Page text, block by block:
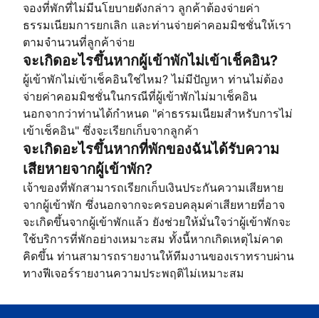
จองที่พักที่ไม่มีนโยบายดังกล่าว ลูกค้าต้องจ่ายค่า
ธรรมเนียมการยกเลิก และท่านจ่ายค่าคอมมิชชั่นให้เรา
ตามจำนวนที่ลูกค้าจ่าย
จะเกิดอะไรขึ้นหากผู้เข้าพักไม่เข้าเช็คอิน?
ผู้เข้าพักไม่เข้าเช็คอินใช่ไหม? ไม่มีปัญหา ท่านไม่ต้อง
จ่ายค่าคอมมิชชั่นในกรณีที่ผู้เข้าพักไม่มาเช็คอิน
นอกจากว่าท่านได้กำหนด "ค่าธรรมเนียมสำหรับการไม่
เข้าเช็คอิน" ซึ่งจะเรียกเก็บจากลูกค้า
จะเกิดอะไรขึ้นหากที่พักของฉันได้รับความ
เสียหายจากผู้เข้าพัก?
เจ้าของที่พักสามารถเรียกเก็บเงินประกันความเสียหาย
จากผู้เข้าพัก ซึ่งนอกจากจะครอบคลุมค่าเสียหายที่อาจ
จะเกิดขึ้นจากผู้เข้าพักแล้ว ยังช่วยให้มั่นใจว่าผู้เข้าพักจะ
ใช้บริการที่พักอย่างเหมาะสม ทั้งนี้หากเกิดเหตุไม่คาด
คิดขึ้น ท่านสามารถรายงานให้ทีมงานของเราทราบผ่าน
ทางฟีเจอร์รายงานความประพฤติไม่เหมาะสม